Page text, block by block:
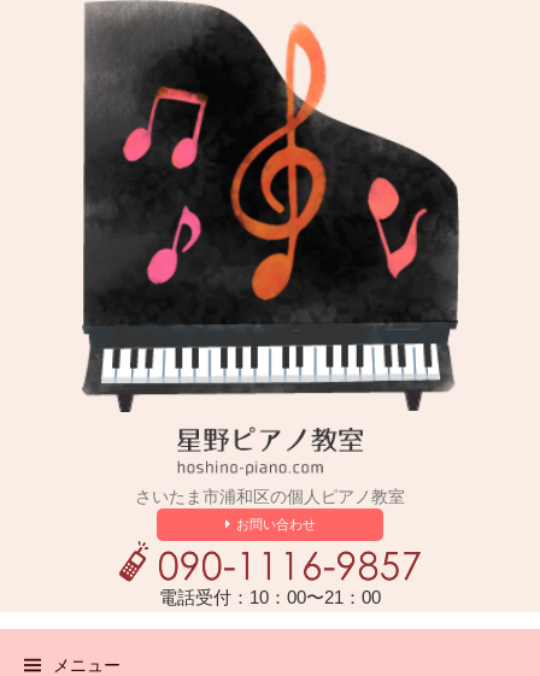
さいたま市浦和区の個人ピアノ教室
お問い合わせ
電話受付：10：00〜21：00
メニュー